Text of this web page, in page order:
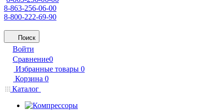
8-863-256-06-00
8-800-222-69-90
Поиск
Войти
Сравнение0
Избранные товары 0
Корзина 0
Каталог